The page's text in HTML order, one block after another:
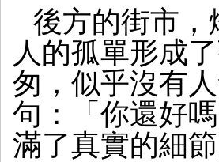
後方的街市，
人的孤單形成
匆，似乎沒有
句：「你還好
滿了真實的細節